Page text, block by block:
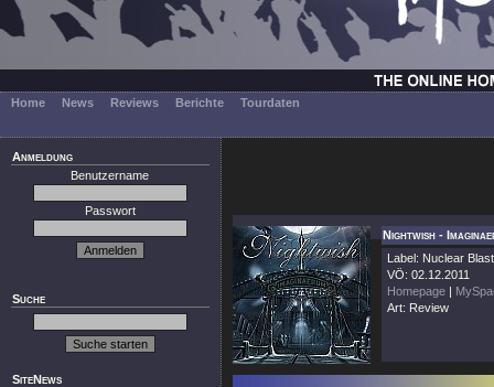
Home News Reviews Berichte Tourdaten
Anmeldung
Benutzername
Passwort
Suche
SiteNews
Nightwish -
Label: Nuclear Blast
VÖ: 02.12.2011
Homepage |
Art: Review